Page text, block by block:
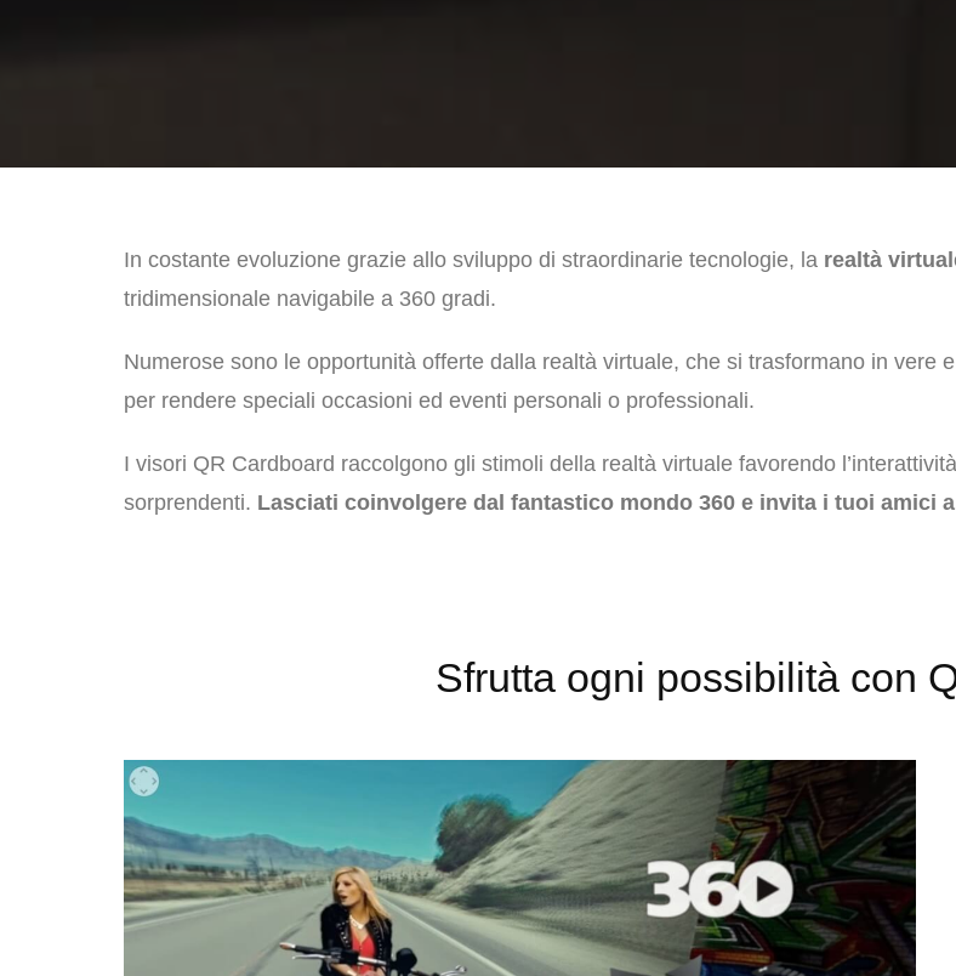
In costante evoluzione grazie allo sviluppo di straordinarie tecnologie, la realtà
tridimensionale navigabile a 360 gradi.
Numerose sono le opportunità offerte dalla realtà virtuale, che si trasformano in vere
per rendere speciali occasioni ed eventi personali o professionali.
I visori QR Cardboard raccolgono gli stimoli della realtà virtuale favorendo
sorprendenti. Lasciati coinvolgere dal fantastico mondo 360 e invita i tuoi amici
Sfrutta ogni possibilità con